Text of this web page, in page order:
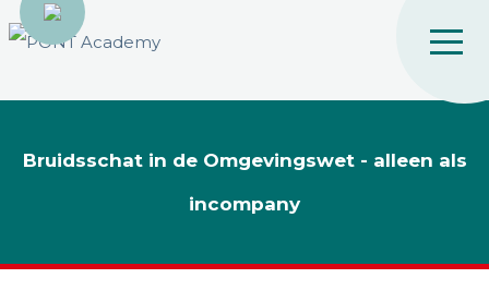
Bruidsschat in de Omgevingswet - alleen als
incompany